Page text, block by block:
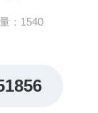
：1540